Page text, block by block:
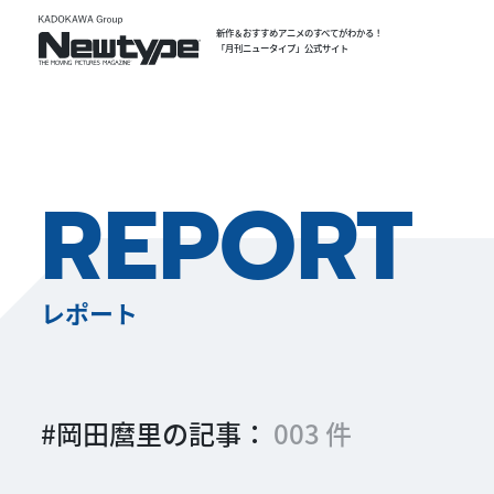
新作＆おすすめアニメのすべてがわかる！
「月刊ニュータイプ」公式サイト
REPORT
レポート
#岡田麿里の記事： 003 件